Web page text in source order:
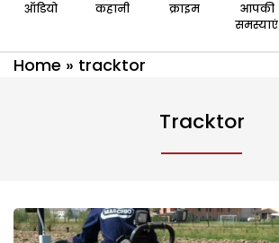
ऑडियो कहानी क्राइम
आपकी
समस्याएं
Home » tracktor
Tracktor